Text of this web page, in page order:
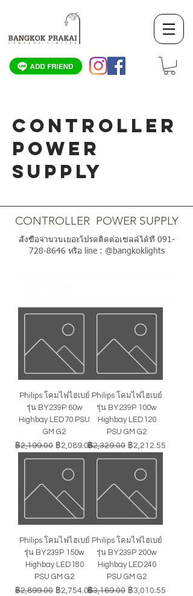
CONTROLLER
POWER
SUPPLY
CONTROLLER POWER SUPPLY
สั่งซื้อจำนวนเยอะโปรดติดต่อเซลล์ได้ที่ 091-
728-8646หรือ line : @bangkoklights
Philips โคมไฟไฮเบย์
รุ่น BY239P 60w
Highbay LED70 PSU
GM G2
ราคาปกติ
฿2,199.00 ราคาขายลด
฿2,089.05
Philips โคมไฟไฮเบย์
รุ่น BY239P 100w
Highbay LED120
PSU GM G2
ราคาปกติ
฿2,329.00 ราคาขายลด
฿2,212.55
Philips โคมไฟไฮเบย์
รุ่น BY239P 150w
Highbay LED180
PSU GM G2
ราคาปกติ
฿2,899.00 ราคาขายลด
฿2,754.05
Philips โคมไฟไฮเบย์
รุ่น BY239P 200w
Highbay LED240
PSU GM G2
ราคาปกติ
฿3,169.00 ราคาขายลด
฿3,010.55